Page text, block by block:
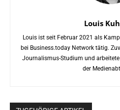
Louis
Louis ist seit Februar 2021 als
bei Business.today Network tätig.
Journalismus-Studium und
der